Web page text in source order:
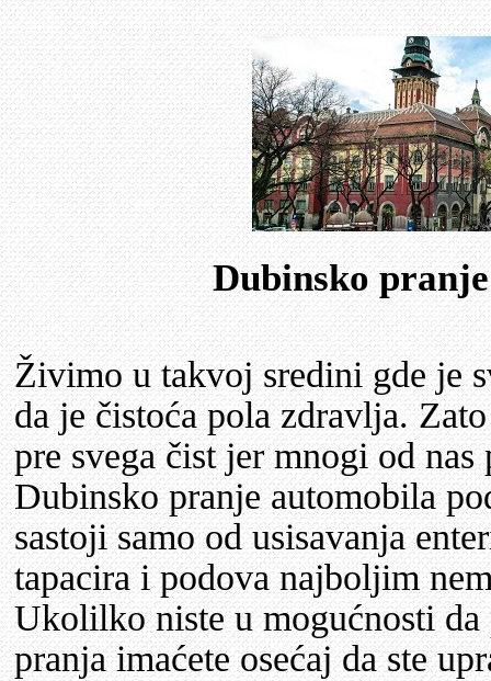
Dubinsko
Živimo u takvoj sredini gde je
da je čistoća pola zdravlja.
pre svega čist jer mnogi od
Dubinsko pranje automobila
sastoji samo od usisavanja
tapacira i podova najboljim
Ukolilko niste u mogućnosti da
pranja imaćete osećaj da ste